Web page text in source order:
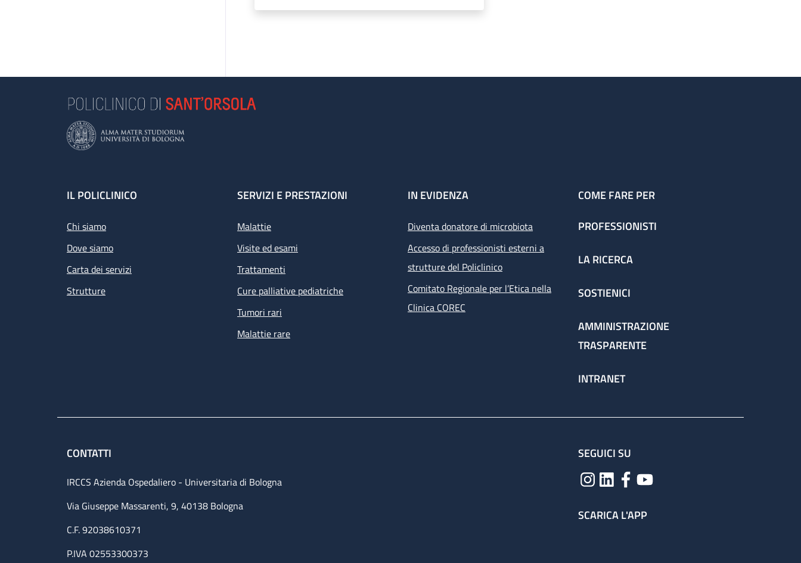
Footer
IL POLICLINICO
Chi siamo
Dove siamo
Carta dei servizi
Strutture
SERVIZI E PRESTAZIONI
Malattie
Visite ed esami
Trattamenti
Cure palliative pediatriche
Tumori rari
Malattie rare
IN EVIDENZA
Diventa donatore di microbiota
Accesso di professionisti esterni a
strutture del Policlinico
Comitato Regionale per l’Etica nella
Clinica COREC
COME FARE PER
PROFESSIONISTI
LA RICERCA
SOSTIENICI
AMMINISTRAZIONE
TRASPARENTE
INTRANET
CONTATTI
IRCCS Azienda Ospedaliero - Universitaria di Bologna
Via Giuseppe Massarenti, 9, 40138 Bologna
C.F. 92038610371
P.IVA 02553300373
SEGUICI SU
SCARICA L'APP